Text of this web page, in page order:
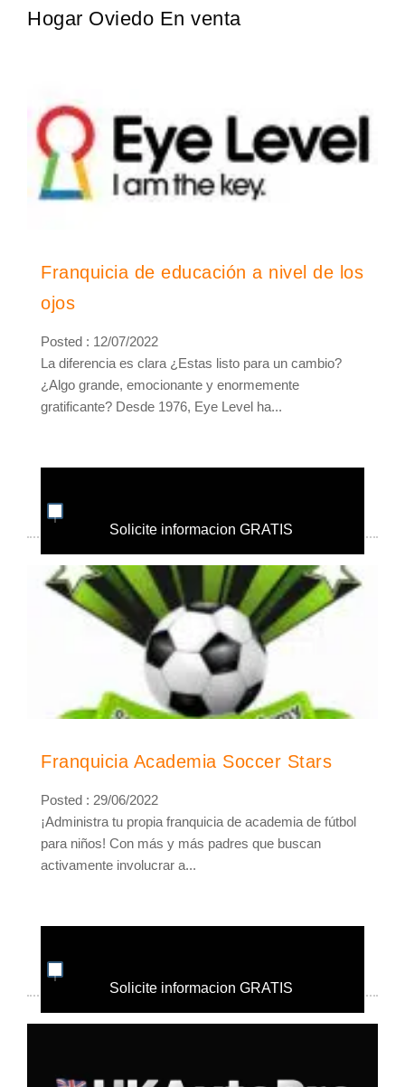
Hogar Oviedo En venta
Franquicia de educación a nivel de los
ojos
Posted : 12/07/2022
La diferencia es clara ¿Estas listo para un cambio?
¿Algo grande, emocionante y enormemente
gratificante? Desde 1976, Eye Level ha...
Solicite informacion GRATIS
Franquicia Academia Soccer Stars
Posted : 29/06/2022
¡Administra tu propia franquicia de academia de fútbol
para niños! Con más y más padres que buscan
activamente involucrar a...
Solicite informacion GRATIS